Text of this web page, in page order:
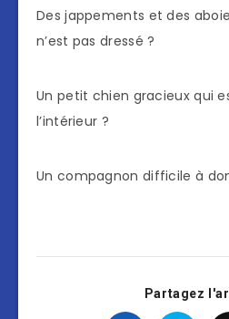
Des jappements et des
n’est pas dressé ?
Un petit chien gracieux qui
l’intérieur ?
Un compagnon difficile à
Partagez